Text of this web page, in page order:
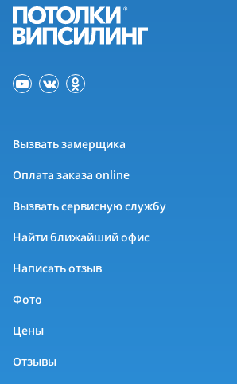
Вызвать замерщика
Оплата заказа online
Вызвать сервисную службу
Найти ближайший офис
Написать отзыв
Фото
Цены
Отзывы